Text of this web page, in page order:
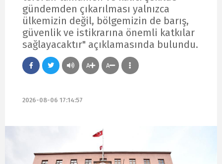
gündemden çıkarılması yalnızca
ülkemizin değil, bölgemizin de barış,
güvenlik ve istikrarına önemli katkılar
sağlayacaktır" açıklamasında bulundu.
A A
2026-08-06 17:14:57